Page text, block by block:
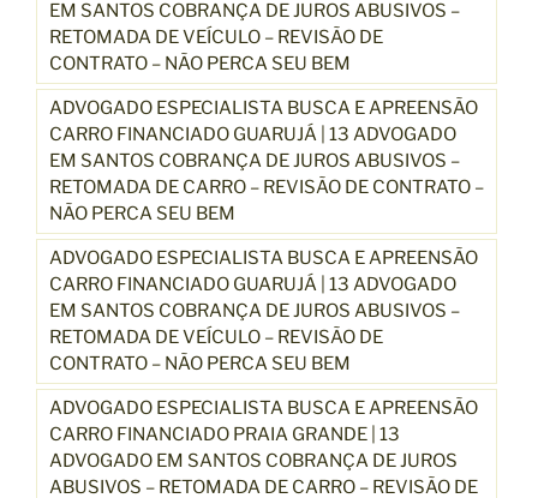
EM SANTOS COBRANÇA DE JUROS ABUSIVOS –
RETOMADA DE VEÍCULO – REVISÃO DE
CONTRATO – NÃO PERCA SEU BEM
ADVOGADO ESPECIALISTA BUSCA E APREENSÃO
CARRO FINANCIADO GUARUJÁ | 13 ADVOGADO
EM SANTOS COBRANÇA DE JUROS ABUSIVOS –
RETOMADA DE CARRO – REVISÃO DE CONTRATO –
NÃO PERCA SEU BEM
ADVOGADO ESPECIALISTA BUSCA E APREENSÃO
CARRO FINANCIADO GUARUJÁ | 13 ADVOGADO
EM SANTOS COBRANÇA DE JUROS ABUSIVOS –
RETOMADA DE VEÍCULO – REVISÃO DE
CONTRATO – NÃO PERCA SEU BEM
ADVOGADO ESPECIALISTA BUSCA E APREENSÃO
CARRO FINANCIADO PRAIA GRANDE | 13
ADVOGADO EM SANTOS COBRANÇA DE JUROS
ABUSIVOS – RETOMADA DE CARRO – REVISÃO DE